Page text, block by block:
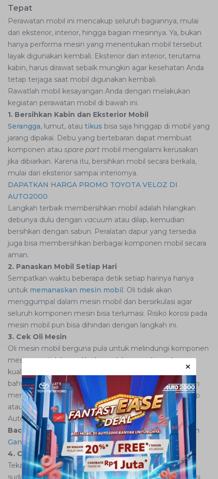
Tepat
Perawatan mobil ini mencakup seluruh bagiannya, mulai
dari eksterior, interior, hingga bagian mesinnya. Ya, bukan
hanya performa mesin yang menentukan mobil tersebut
layak digunakan kembali. Eksterior dan interior, terutama
kabin, harus dirawat sebaik mungkin agar kesehatan Anda
tetap terjaga saat mobil digunakan kembali.
Rawatlah mobil kesayangan Anda dengan melakukan
kegiatan perawatan mobil di bawah ini.
1. Bersihkan Kabin dan Eksterior Mobil
Serangga, lumut, atau tikus bisa saja hinggap di mobil yang
jarang dipakai. Debu yang bertebaran dapat membuat
komponen atau spare part mobil mengalami kerusakan
jika dibiarkan. Karena itu, bersihkan mobil secara berkala,
mulai dari eksterior sampai interiornya.
DAPATKAN HARGA PROMO TOYOTA VELOZ DI
AUTO2000
Langkah terbaik membersihkan mobil adalah hilangkan
debunya dulu dengan vacuum atau dilap, kemudian
bersihkan dengan sabun. Peralatan dapur yang tersedia
juga bisa membersihkan berbagai komponen mobil secara
aman.
2. Panaskan Mobil Setiap Hari
Sempatkan waktu beberapa detik setiap harinya hanya
untuk memanaskan mesin mobil . Oli tidak akan
menggumpal dalam mesin mobil dan bersirkulasi agar
seluruh komponen mesin bisa terlumasi. Risiko korosi pada
mesin mobil pun bisa dihindari dengan langkah ini.
3. Cek Oli Mesin
Oli mesin mobil berguna pula untuk melindungi komponen
mesin agar tidak aus. Ketika mobil jarang digunakan,
kualitas oli pun terpengaruh. Anda harus memastikan
bahwa volume oli sudah cukup dan lakukan pengecekan
menggunakandipstick
. Apabila olinya sudah tidak cukup
atau kualitasnya berkurang, bawa segera ke bengkel
Auto2000 untuk ganti oli.
Baca juga:Mobil Jarang Digunakan, Tetap Harus Rutin
Ganti Oli
4. Cek Tekanan Angin pada Ban
Tekanan angin ban bisa berkurang drastis lantaran mobil